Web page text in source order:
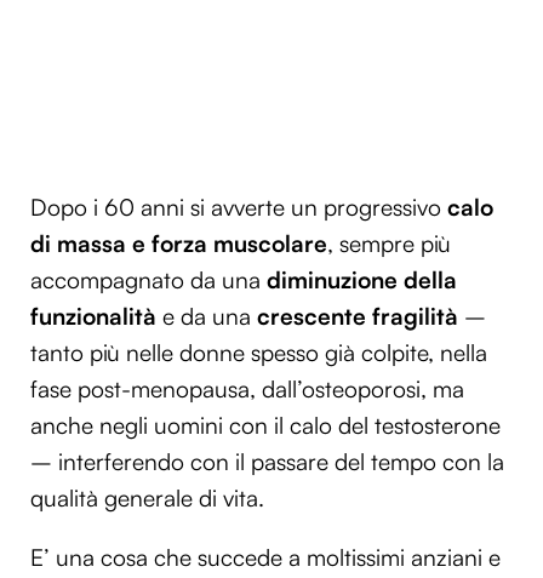
Dopo i 60 anni si avverte un progressivo calo
di massa e forza muscolare, sempre più
accompagnato da una diminuzione della
funzionalità e da una crescente fragilità –
tanto più nelle donne spesso già colpite, nella
fase post-menopausa, dall’osteoporosi, ma
anche negli uomini con il calo del testosterone
– interferendo con il passare del tempo con la
qualità generale di vita.
E’ una cosa che succede a moltissimi anziani e